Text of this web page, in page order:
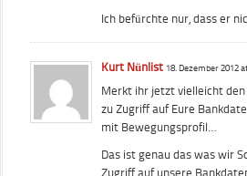
Ich befürchte nur, dass er
Kurt Nünlist 18. Dezember 2012
Merkt ihr jetzt vielleicht
zu Zugriff auf Eure
mit Bewegungsprofil…
Das ist genau das was wir
Zugriff auf unsere